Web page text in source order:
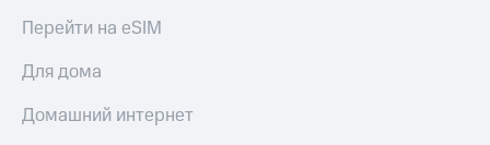
Перейти на eSIM
Для дома
Домашний интернет